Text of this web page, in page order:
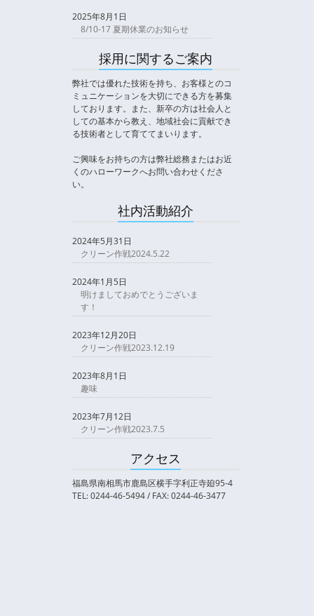
2025年8月1日
8/10-17 夏期休業のお知らせ
採用に関するご案内
弊社では優れた技術を持ち、お客様とのコ
ミュニケーションを大切にできる方を募集
しております。また、新卒の方は社会人と
しての基本から教え、地域社会に貢献でき
る技術者として育ててまいります。
ご興味をお持ちの方は弊社総務またはお近
くのハローワークへお問い合わせくださ
い。
社内活動紹介
2024年5月31日
クリーン作戦2024.5.22
2024年1月5日
明けましておめでとうございま
す！
2023年12月20日
クリーン作戦2023.12.19
2023年8月1日
趣味
2023年7月12日
クリーン作戦2023.7.5
アクセス
福島県南相馬市鹿島区横手字利正寺廹95-4
TEL: 0244-46-5494 / FAX: 0244-46-3477